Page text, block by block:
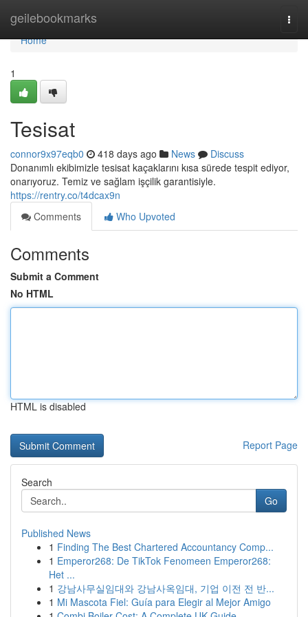
geilebookmarks
Home
Home
1
Tesisat
connor9x97eqb0 418 days ago News
Discuss
Donanımlı ekibimizle tesisat kaçaklarını kısa sürede tespit ediyor,
onarıyoruz. Temiz ve sağlam işçilik garantisiyle.
https://rentry.co/t4dcax9n
Comments
Who Upvoted
Comments
Submit a Comment
No HTML
HTML is disabled
Report Page
Search
Go
Published News
1 Finding The Best Chartered Accountancy Comp...
1 Emperor268: De TikTok Fenomeen Emperor268:
Het ...
1 강남사무실임대와 강남사옥임대, 기업 이전 전 반...
1 Mi Mascota Fiel: Guía para Elegir al Mejor Amigo